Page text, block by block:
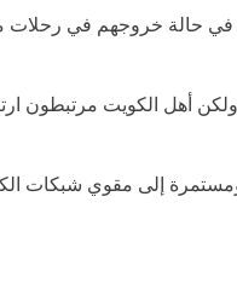
في حالة خروجهم في رحلات
الكويت مرتبطون
ومستمرة إلى مقوي شبكات